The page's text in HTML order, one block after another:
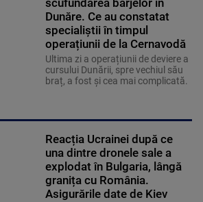
scufundarea barjelor în
Dunăre. Ce au constatat
specialiștii în timpul
operațiunii de la Cernavodă
Ultima zi a operațiunii de deviere a
cursului Dunării, spre vechiul său
braț, a fost și cea mai complicată.
Reacția Ucrainei după ce
una dintre dronele sale a
explodat în Bulgaria, lângă
granița cu România.
Asigurările date de Kiev